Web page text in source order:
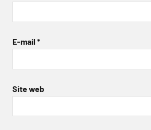
E-mail *
Site web